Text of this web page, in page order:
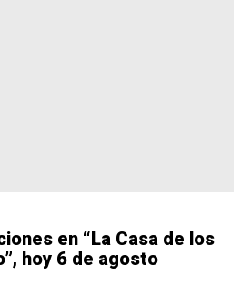
en “La Casa de los
hoy 6 de agosto